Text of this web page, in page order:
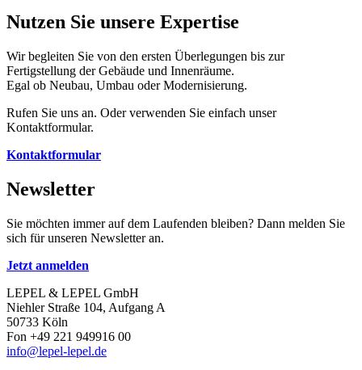
Nutzen Sie unsere Expertise
Wir begleiten Sie von den ersten Überlegungen bis zur
Fertigstellung der Gebäude und Innenräume.
Egal ob Neubau, Umbau oder Modernisierung.
Rufen Sie uns an. Oder verwenden Sie einfach unser
Kontaktformular.
Kontaktformular
Newsletter
Sie möchten immer auf dem Laufenden bleiben? Dann melden Sie
sich für unseren Newsletter an.
Jetzt anmelden
LEPEL & LEPEL GmbH
Niehler Straße 104, Aufgang A
50733 Köln
Fon +49 221 949916 00
info@lepel-lepel.de